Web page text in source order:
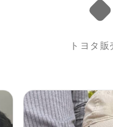
トヨタ 販